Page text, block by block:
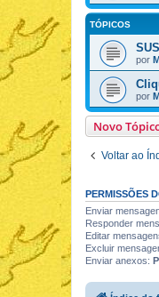
TÓPICOS
por
por
Novo
Voltar ao
PERMISSÕES
Enviar
Responder
Editar
Excluir
Enviar anexos: